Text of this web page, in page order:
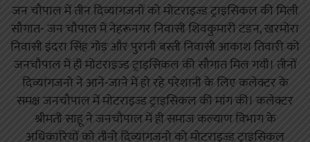
जन चौपाल में तीन दिव्यांगजनों को मोटराइज्ड ट्राइसिकल की मिली
सौगात- जन चौपाल में नेहरूनगर निवासी शिवकुमारी टंडन, खरमोरा
निवासी इंदरा सिंह गोड़ और पुरानी बस्ती निवासी आकाश तिवारी को
जनचौपाल में ही मोटराइज्ड ट्राइसिकल की सौगात मिल गयी। तीनों
दिव्यांगजनो ने आने-जाने में हो रहे परेशानी के लिए कलेक्टर के
समक्ष जनचौपाल में मोटराइज्ड ट्राइसिकल की मांग की। कलेक्टर
श्रीमती साहू ने जनचौपाल में ही समाज कल्याण विभाग के
अधिकारियों को तीनोे दिव्यांगजनो को मोटराइज्ड ट्राइसिकल